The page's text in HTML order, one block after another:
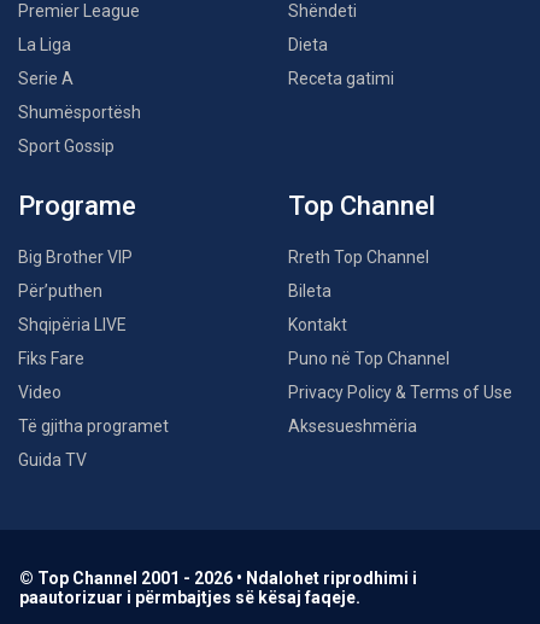
Premier League
La Liga
Serie A
Shumësportësh
Sport Gossip
Shëndeti
Dieta
Receta gatimi
Programe
Big Brother VIP
Për’puthen
Shqipëria LIVE
Fiks Fare
Video
Të gjitha programet
Guida TV
Top Channel
Rreth Top Channel
Bileta
Kontakt
Puno në Top Channel
Privacy Policy & Terms of Use
Aksesueshmëria
© Top Channel 2001 - 2026 • Ndalohet riprodhimi i
paautorizuar i përmbajtjes së kësaj faqeje.